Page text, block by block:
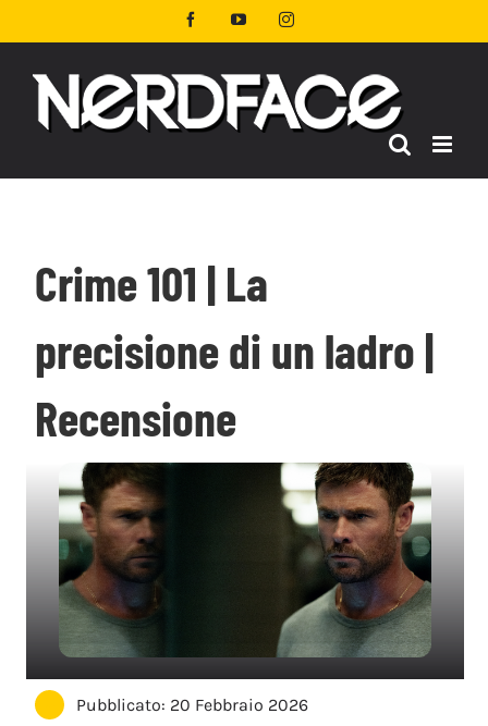
al
FacebookYouTubeInstagram
Crime 101 | La
precisione di un ladro |
Recensione
Pubblicato: 20 Febbraio 2026